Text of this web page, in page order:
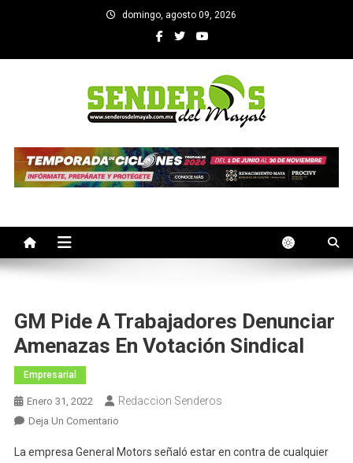
domingo, agosto 09, 2026
SENDEROS DEL MAYAB
GM Pide A Trabajadores Denunciar
Amenazas En Votación Sindical
Empresarial
Enero 31, 2022 Redaccion Senderos
Deja Un ComentarioEn
Pide
La empresa General Motors señaló estar en contra de cualquier